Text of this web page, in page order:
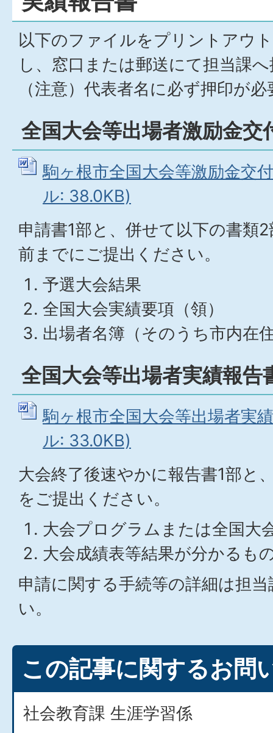
以下のファイルをプリントアウ
し、窓口または郵送にて担当課
（注意）代表者名に必ず押印が
全国大会等出場者激励金交
駒ヶ根市全国大会等激励金交
ル: 38.0KB)
申請書1部と、併せて以下の書類
前までにご提出ください。
予選大会結果
全国大会実績要項（領）
出場者名簿（そのうち市内在
全国大会等出場者実績報告
駒ヶ根市全国大会等出場者実
ル: 33.0KB)
大会終了後速やかに報告書1部と
をご提出ください。
大会プログラムまたは全国大
大会成績表等結果が分かるも
申請に関する手続等の詳細は担
い。
この記事に関するお問
社会教育課 生涯学習係